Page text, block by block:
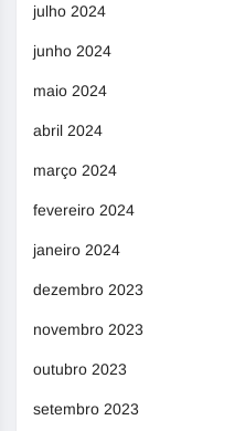
julho 2024
junho 2024
maio 2024
abril 2024
março 2024
fevereiro 2024
janeiro 2024
dezembro 2023
novembro 2023
outubro 2023
setembro 2023